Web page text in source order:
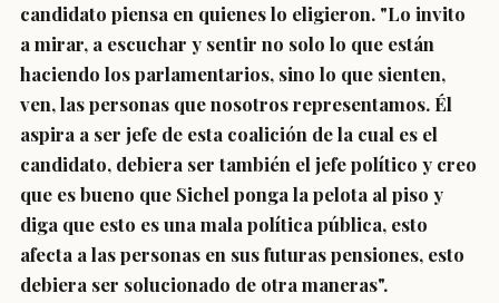
candidato piensa en quienes lo eligieron. "Lo invito
a mirar, a escuchar y sentir no solo lo que están
haciendo los parlamentarios, sino lo que sienten,
ven, las personas que nosotros representamos. Él
aspira a ser jefe de esta coalición de la cual es el
candidato, debiera ser también el jefe político y creo
que es bueno que Sichel ponga la pelota al piso y
diga que esto es una mala política pública, esto
afecta a las personas en sus futuras pensiones, esto
debiera ser solucionado de otra maneras".